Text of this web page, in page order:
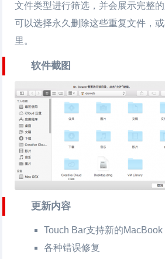
文件类型进行筛选，并会展示完整
可以选择永久删除这些重复文件，
里。
软件截图
更新内容
Touch Bar支持新的MacBook
各种错误修复